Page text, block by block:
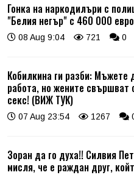
Гонка на наркодилъри с
"Белия негър" с 460 000
08 Aug 9:04 721 0
Кобилкина ги разби: Мъжете
работа, но жените свършват
секс! (ВИЖ ТУК)
07 Aug 23:54 1267
Зоран да го духа!! Силвия
мисля, че е раждан друг,